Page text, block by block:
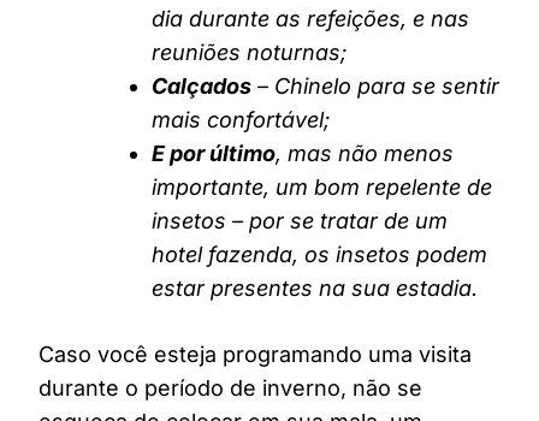
dia durante as refeições, e nas
reuniões noturnas;
Calçados – Chinelo para se sentir
mais confortável;
E por último, mas não menos
importante, um bom repelente de
insetos – por se tratar de um
hotel fazenda, os insetos podem
estar presentes na sua estadia.
Caso você esteja programando uma visita
durante o período de inverno, não se